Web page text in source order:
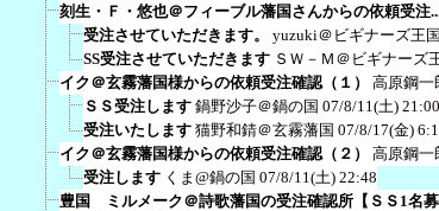
刻生・Ｆ・悠也＠フィーブル藩国さんからの依頼受注
受注させていただきます。
yuzuki＠ビギナーズ王国
SS受注させていただきます ＳＷ－Ｍ＠ビギナーズ
イク＠玄霧藩国様からの依頼受注確認（１）
高原鋼一
ＳＳ受注します 鍋野沙子＠鍋の国 07/8/11(土) 21:00
受注いたします 猫野和錆＠玄霧藩国 07/8/17(金)
イク＠玄霧藩国様からの依頼受注確認（２）
高原鋼一
受注します くま@鍋の国 07/8/11(土) 22:48
豊国 ミルメーク＠詩歌藩国の受注確認所【ＳＳ1名